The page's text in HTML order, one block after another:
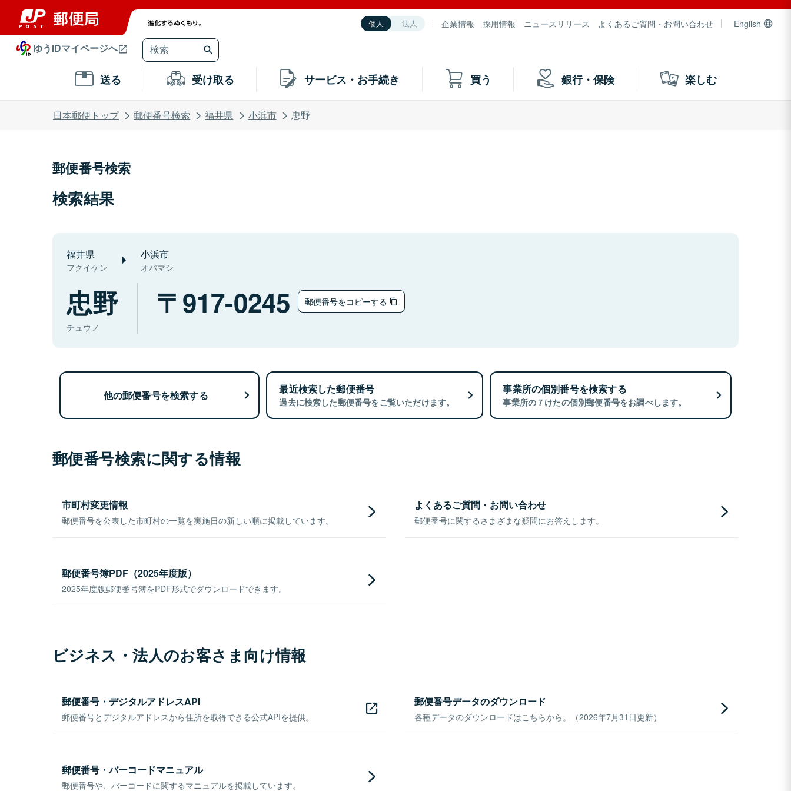
個人 法人 企業情報 採用情報 ニュースリリース よくあるご質問・お問い合わせ English
ゆうIDマイページへ
送る 受け取る サービス・お手続き 買う 銀行・保険 楽しむ
日本郵便トップ 郵便番号検索 福井県 小浜市 忠野
郵便番号検索
検索結果
福井県
フクイケン
小浜市
オバマシ
忠野
チュウノ
917-0245 郵便番号をコピーする
他の郵便番号を検索する 最近検索した郵便番号
過去に検索した郵便番号をご覧いただけます。
事業所の個別番号を検索する
事業所の７けたの個別郵便番号をお調べします。
郵便番号検索に関する情報
市町村変更情報
郵便番号を公表した市町村の一覧を実施日の新しい順に掲載しています。
よくあるご質問・お問い合わせ
郵便番号に関するさまざまな疑問にお答えします。
郵便番号簿PDF（2025年度版）
2025年度版郵便番号簿をPDF形式でダウンロードできます。
ビジネス・法人のお客さま向け情報
郵便番号・デジタルアドレスAPI
郵便番号とデジタルアドレスから住所を取得できる公式APIを提供。
郵便番号データのダウンロード
各種データのダウンロードはこちらから。（2026年7月31日更新）
郵便番号・バーコードマニュアル
郵便番号や、バーコードに関するマニュアルを掲載しています。